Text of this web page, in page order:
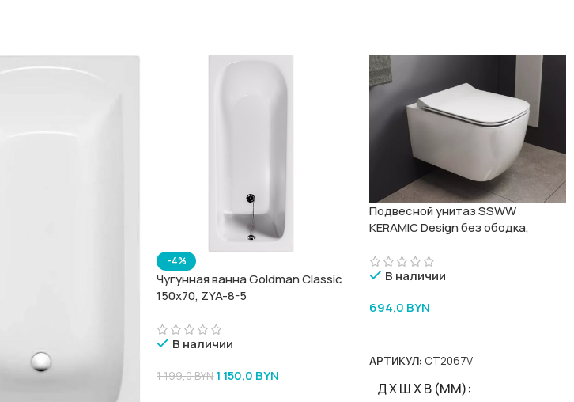
-4%
Чугунная ванна Goldman Classic
150х70, ZYA-8-5
В наличии
1 199,0BYN 1 150,0 BYN
Подвесной унитаз SSWW
KERAMIC Design без ободка,
В наличии
694,0 BYN
АРТИКУЛ: CT2067V
Д Х Ш Х В (ММ)